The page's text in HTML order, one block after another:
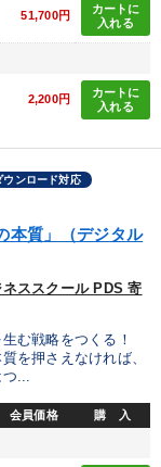
51,700円
カートに
入れる
2,200円
カートに
入れる
ウンロード対応
本質」（デジタル
ススクール PDS 寄
む戦略をつくる！
を押さえなければ、
つ...
会員価格 購 入